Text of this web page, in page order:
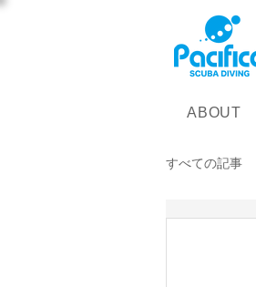
ABOUT
すべての記事